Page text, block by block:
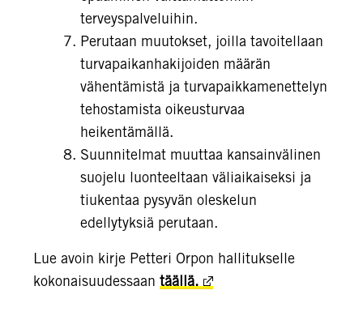
terveyspalveluihin.
Perutaan muutokset, joilla tavoitellaan
turvapaikanhakijoiden määrän
vähentämistä ja turvapaikkamenettelyn
tehostamista oikeusturvaa
heikentämällä.
Suunnitelmat muuttaa kansainvälinen
suojelu luonteeltaan väliaikaiseksi ja
tiukentaa pysyvän oleskelun
edellytyksiä perutaan.
Lue avoin kirje Petteri Orpon hallitukselle
kokonaisuudessaan täällä.